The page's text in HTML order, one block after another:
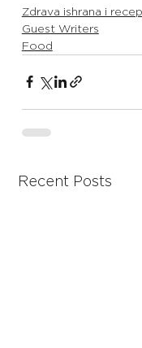
Zdrava ishrana i
Guest Writers
Food
Recent Posts